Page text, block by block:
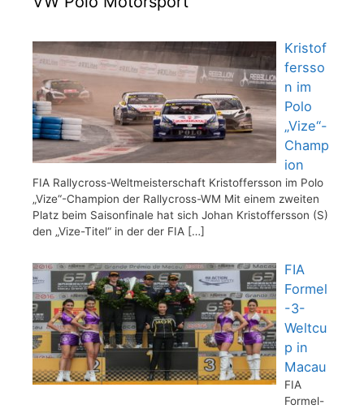
Kristof
fersso
n im
Polo
„Vize“-
Champ
ion
FIA Rallycross-Weltmeisterschaft Kristoffersson im Polo
„Vize“-Champion der Rallycross-WM Mit einem zweiten
Platz beim Saisonfinale hat sich Johan Kristoffersson (S)
den „Vize-Titel“ in der der FIA […]
FIA
Formel
-3-
Weltcu
p in
Macau
FIA
Formel-